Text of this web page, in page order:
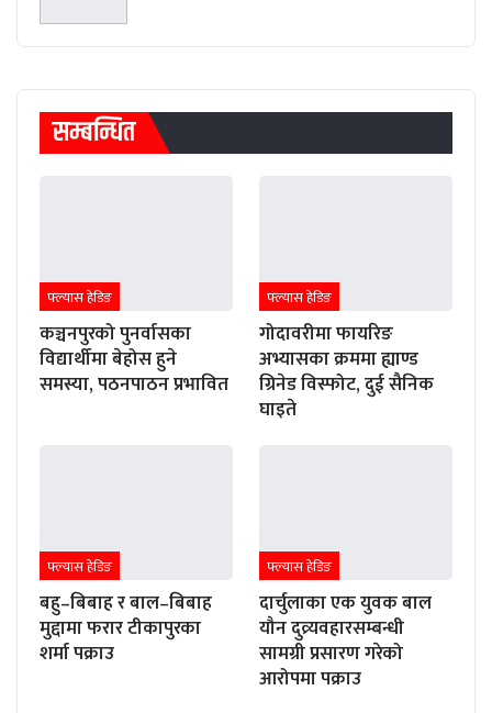
सम्बन्धित
फ्ल्यास हेडिङ
कञ्चनपुरको पुनर्वासका
विद्यार्थीमा बेहोस हुने
समस्या, पठनपाठन प्रभावित
फ्ल्यास हेडिङ
गोदावरीमा फायरिङ
अभ्यासका क्रममा ह्याण्ड
ग्रिनेड विस्फोट, दुई सैनिक
घाइते
फ्ल्यास हेडिङ
बहु–बिबाह र बाल–बिबाह
मुद्दामा फरार टीकापुरका
शर्मा पक्राउ
फ्ल्यास हेडिङ
दार्चुलाका एक युवक बाल
यौन दुव्र्यवहारसम्बन्धी
सामग्री प्रसारण गरेको
आरोपमा पक्राउ